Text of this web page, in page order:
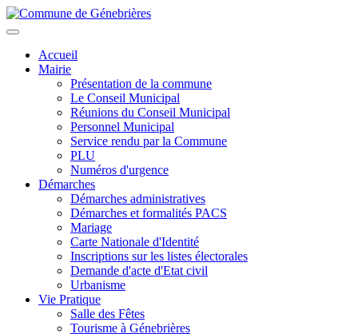
Aller
au
principal
Toggle
navigationAccueil
Mairie
Présentation de la commune
Le Conseil Municipal
Réunions du Conseil Municipal
Personnel Municipal
Service rendu par la Commune
PLU
Numéros d'urgence
Démarches
Démarches administratives
Démarches et formalités PACS
Mariage
Carte Nationale d'Identité
Inscriptions sur les listes électorales
Demande d'acte d'Etat civil
Urbanisme
Vie Pratique
Salle des Fêtes
Tourisme à Génebrières